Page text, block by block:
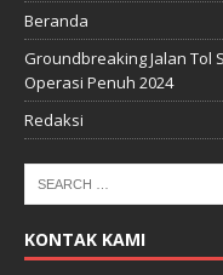
Beranda
Groundbreaking Jalan Tol
Operasi Penuh 2024
Redaksi
KONTAK KAMI